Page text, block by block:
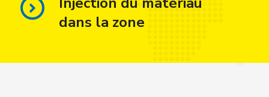
dans la zone